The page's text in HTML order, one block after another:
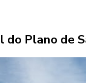
do Plano de